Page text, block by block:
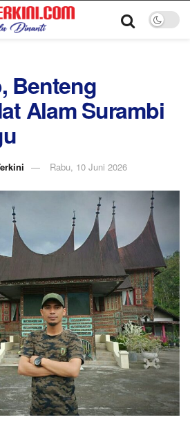
Benteng
Alam Surambi
Rabu, 10 Juni 2026